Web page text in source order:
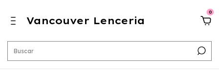
Vancouver Lenceria
0